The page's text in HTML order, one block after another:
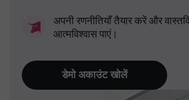
अपनी रणनीतियाँ तैयार करें और
आत्मविश्वास पाएं।
डेमो अकाउंट खोलें